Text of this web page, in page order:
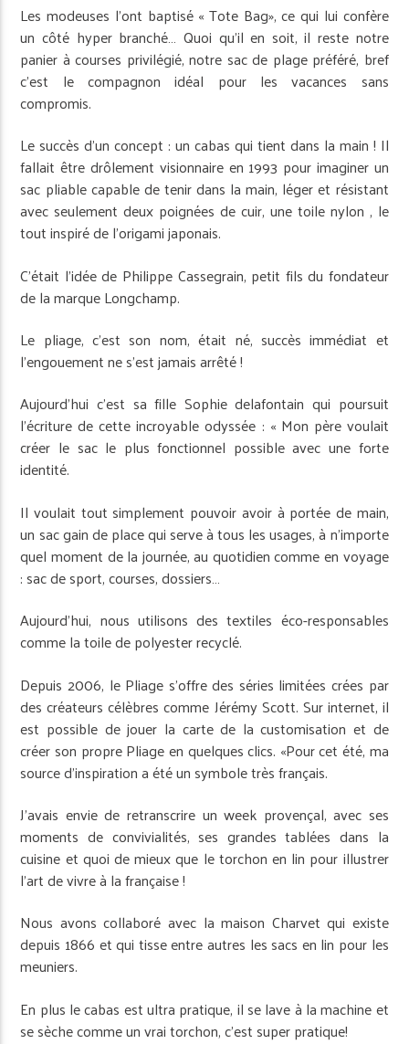
Les modeuses l’ont baptisé « Tote Bag», ce qui lui confère
un côté hyper branché… Quoi qu’il en soit, il reste notre
panier à courses privilégié, notre sac de plage préféré, bref
c’est le compagnon idéal pour les vacances sans
compromis.
Le succès d’un concept : un cabas qui tient dans la main ! Il
fallait être drôlement visionnaire en 1993 pour imaginer un
sac pliable capable de tenir dans la main, léger et résistant
avec seulement deux poignées de cuir, une toile nylon , le
tout inspiré de l’origami japonais.
C’était l’idée de Philippe Cassegrain, petit fils du fondateur
de la marque Longchamp.
Le pliage, c’est son nom, était né, succès immédiat et
l’engouement ne s’est jamais arrêté !
Aujourd’hui c’est sa fille Sophie delafontain qui poursuit
l’écriture de cette incroyable odyssée : « Mon père voulait
créer le sac le plus fonctionnel possible avec une forte
identité.
Il voulait tout simplement pouvoir avoir à portée de main,
un sac gain de place qui serve à tous les usages, à n’importe
quel moment de la journée, au quotidien comme en voyage
: sac de sport, courses, dossiers…
Aujourd’hui, nous utilisons des textiles éco-responsables
comme la toile de polyester recyclé.
Depuis 2006, le Pliage s’offre des séries limitées crées par
des créateurs célèbres comme Jérémy Scott. Sur internet, il
est possible de jouer la carte de la customisation et de
créer son propre Pliage en quelques clics. «Pour cet été, ma
source d’inspiration a été un symbole très français.
J’avais envie de retranscrire un week provençal, avec ses
moments de convivialités, ses grandes tablées dans la
cuisine et quoi de mieux que le torchon en lin pour illustrer
l’art de vivre à la française !
Nous avons collaboré avec la maison Charvet qui existe
depuis 1866 et qui tisse entre autres les sacs en lin pour les
meuniers.
En plus le cabas est ultra pratique, il se lave à la machine et
se sèche comme un vrai torchon, c’est super pratique!